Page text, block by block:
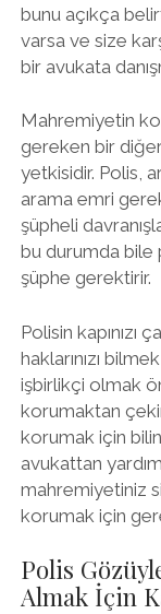
bunu açıkça
varsa ve size
bir avukata
Mahremiyetin
gereken bir
yetkisidir. Polis,
arama emri
şüpheli
bu durumda bile
şüphe gerektirir.
Polisin kapınızı
haklarınızı
işbirlikçi olmak
korumaktan
korumak için
avukattan yardım
mahremiyetiniz
korumak için
Polis
Almak İçin